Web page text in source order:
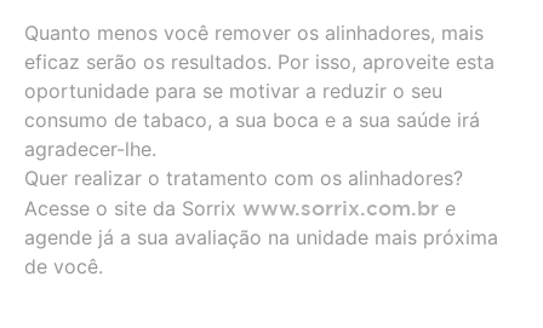
Quanto menos você remover os alinhadores, mais
eficaz serão os resultados. Por isso, aproveite esta
oportunidade para se motivar a reduzir o seu
consumo de tabaco, a sua boca e a sua saúde irá
agradecer-lhe.
Quer realizar o tratamento com os alinhadores?
Acesse o site da Sorrix www.sorrix.com.br e
agende já a sua avaliação na unidade mais próxima
de você.